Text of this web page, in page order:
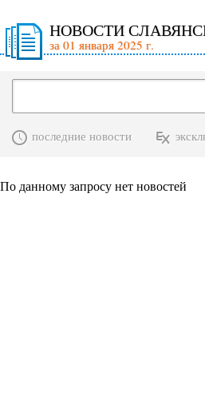
НОВОСТИ
за 01 января 2025 г.
последние новости
По данному запросу нет новостей